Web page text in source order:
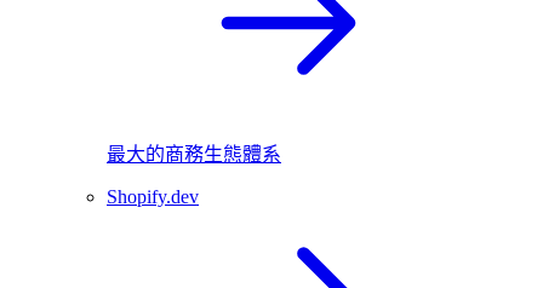
最大的商務生態體系
Shopify.dev